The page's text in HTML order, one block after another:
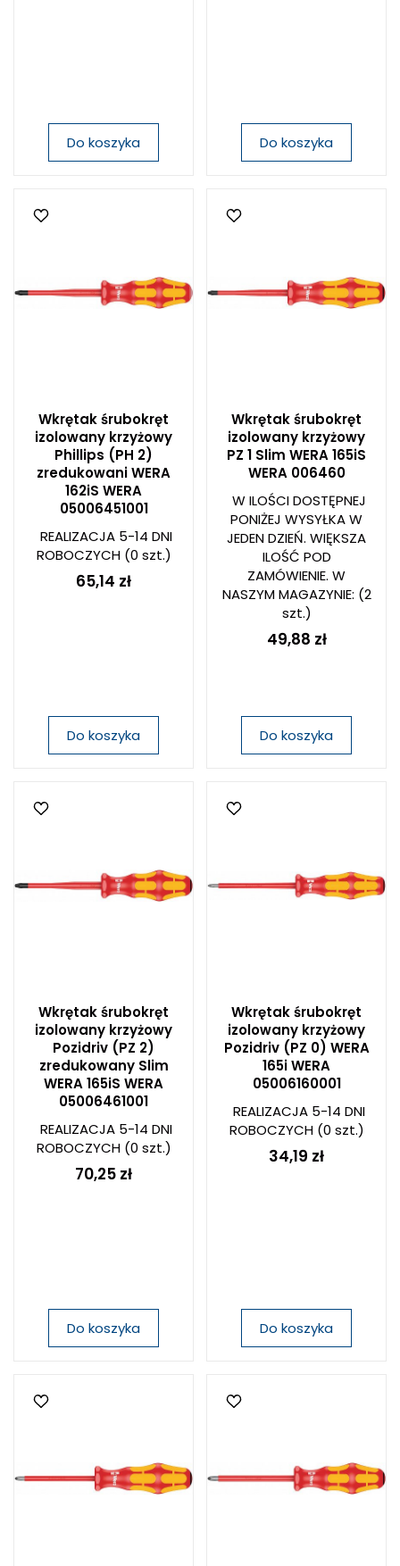
Do koszyka Do koszyka
Wkrętak śrubokręt
izolowany krzyżowy
Phillips (PH 2)
zredukowani WERA
162iS WERA
05006451001
REALIZACJA 5-14 DNI
ROBOCZYCH(0 szt.)
65,14 zł
Do koszyka
Wkrętak śrubokręt
izolowany krzyżowy
PZ 1 Slim WERA 165iS
WERA 006460
W ILOŚCI DOSTĘPNEJ
PONIŻEJ WYSYŁKA W
JEDEN DZIEŃ. WIĘKSZA
ILOŚĆ POD
ZAMÓWIENIE. W
NASZYM MAGAZYNIE: (2
szt.)
49,88 zł
Do koszyka
Wkrętak śrubokręt
izolowany krzyżowy
Pozidriv (PZ 2)
zredukowany Slim
WERA 165iS WERA
05006461001
REALIZACJA 5-14 DNI
ROBOCZYCH(0 szt.)
70,25 zł
Do koszyka
Wkrętak śrubokręt
izolowany krzyżowy
Pozidriv (PZ 0) WERA
165i WERA
05006160001
REALIZACJA 5-14 DNI
ROBOCZYCH(0 szt.)
34,19 zł
Do koszyka